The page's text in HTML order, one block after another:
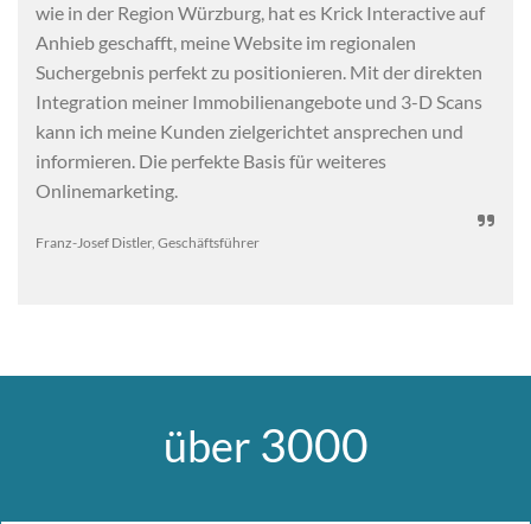
wie in der Region Würzburg, hat es Krick Interactive auf
Anhieb geschafft, meine Website im regionalen
Suchergebnis perfekt zu positionieren. Mit der direkten
Integration meiner Immobilienangebote und 3-D Scans
kann ich meine Kunden zielgerichtet ansprechen und
informieren. Die perfekte Basis für weiteres
Onlinemarketing.

Franz-Josef Distler, Geschäftsführer
über 3000